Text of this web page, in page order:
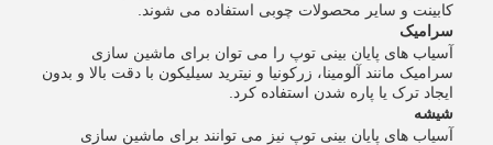
کابینت و سایر محصولات چوبی استفاده می شوند.
سرامیک
آسیاب های پایان بینی توپ را می توان برای ماشین سازی
سرامیک مانند آلومینا، زرکونیا و نیترید سیلیکون با دقت بالا و بدون
ایجاد ترک یا پاره شدن استفاده کرد.
شیشه
آسیاب های پایان بینی توپ نیز می توانند برای ماشین سازی